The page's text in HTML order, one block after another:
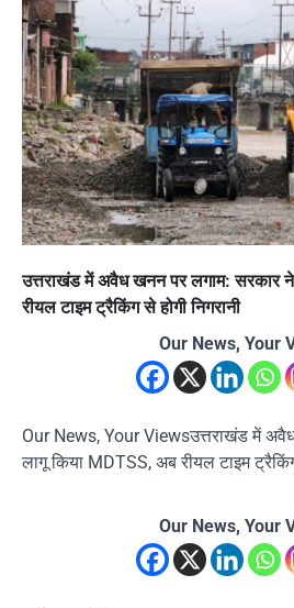
उत्तराखंड में अवैध खनन पर लगाम: सरकार
रीयल टाइम ट्रैकिंग से होगी निगरानी
Our News, Your
Our News, Your Viewsउत्तराखंड में
लागू किया MDTSS, अब रीयल टाइम
Our News, Your